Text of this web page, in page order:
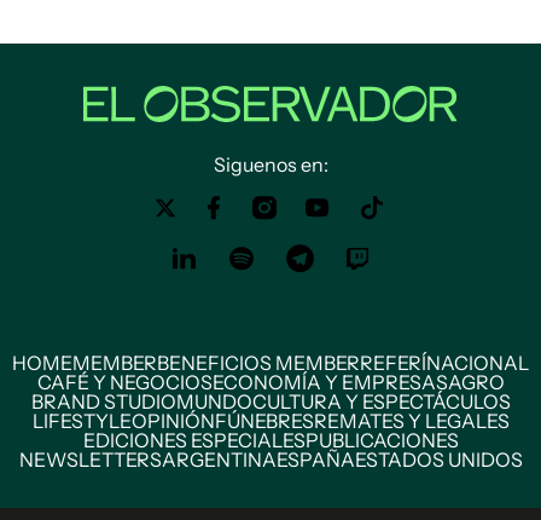
Siguenos en:
HOMEMEMBERBENEFICIOS MEMBERREFERÍNACIONAL
CAFÉ Y NEGOCIOSECONOMÍA Y EMPRESASAGRO
BRAND STUDIOMUNDOCULTURA Y ESPECTÁCULOS
LIFESTYLEOPINIÓNFÚNEBRESREMATES Y LEGALES
EDICIONES ESPECIALESPUBLICACIONES
NEWSLETTERSARGENTINAESPAÑAESTADOS UNIDOS